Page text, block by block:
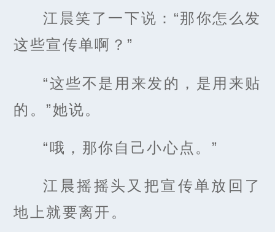
江晨笑了一下说：“那你怎么发
这些宣传单啊？”
“这些不是用来发的，是用来贴
的。”她说。
“哦，那你自己小心点。”
江晨摇摇头又把宣传单放回了
地上就要离开。